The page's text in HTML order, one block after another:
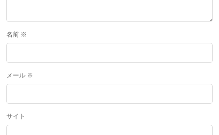
名前 ※
メール ※
サイト